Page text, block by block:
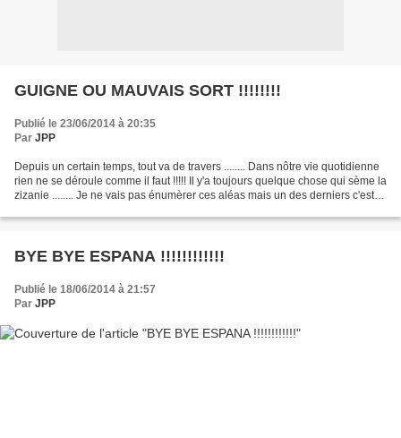
GUIGNE OU MAUVAIS SORT !!!!!!!!
Publié le 23/06/2014 à 20:35
Par JPP
Depuis un certain temps, tout va de travers ........ Dans nôtre vie quotidienne
rien ne se déroule comme il faut !!!!! Il y'a toujours quelque chose qui sème la
zizanie ........ Je ne vais pas énumèrer ces aléas mais un des derniers c'est
BYE BYE ESPANA !!!!!!!!!!!!
Publié le 18/06/2014 à 21:57
Par JPP